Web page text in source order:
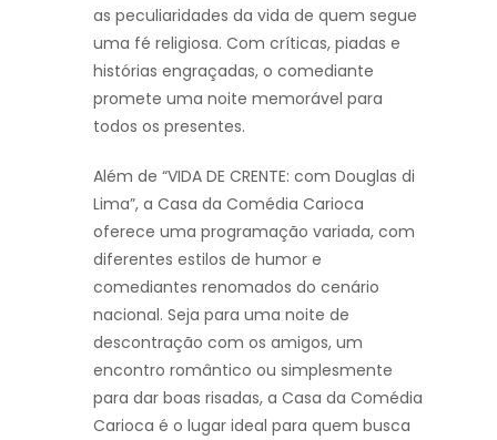
as peculiaridades da vida de quem segue
uma fé religiosa. Com críticas, piadas e
histórias engraçadas, o comediante
promete uma noite memorável para
todos os presentes.
Além de “VIDA DE CRENTE: com Douglas di
Lima”, a Casa da Comédia Carioca
oferece uma programação variada, com
diferentes estilos de humor e
comediantes renomados do cenário
nacional. Seja para uma noite de
descontração com os amigos, um
encontro romântico ou simplesmente
para dar boas risadas, a Casa da Comédia
Carioca é o lugar ideal para quem busca